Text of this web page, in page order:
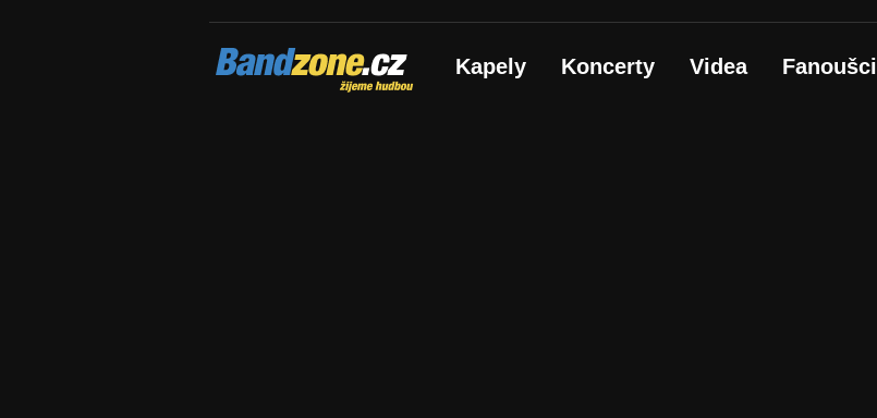
Bandzone.cz
žijeme hudbou Kapely Koncerty Videa Fanoušci